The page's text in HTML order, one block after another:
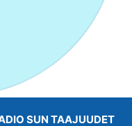
SUN TAAJUUDET